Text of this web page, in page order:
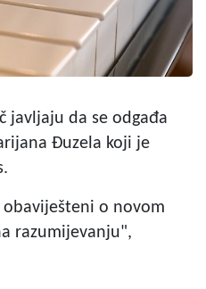
javljaju da se odgađa
Đuzela koji je
o novom
razumijevanju",